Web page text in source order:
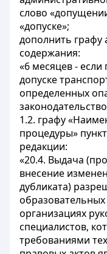
слово
«допуске»;
дополнить
содержания:
«6 месяцев - если
допуске
определенных
1.2. графу
процедуры»
редакции:
«20.4. Выдача
внесение
дубликата)
организациях
специалистов,
требованиями